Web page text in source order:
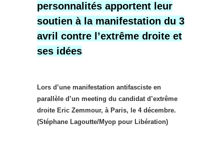
personnalités apportent leur
soutien à la manifestation du 3
avril contre l’extrême droite et
ses idées
Lors d’une manifestation antifasciste en
parallèle d’un meeting du candidat d’extrême
droite Eric Zemmour, à Paris, le 4 décembre.
(Stéphane Lagoutte/Myop pour Libération)